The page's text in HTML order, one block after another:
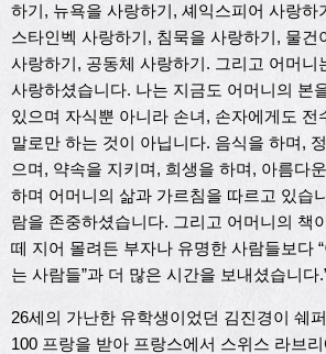
하기, 뉴욕을 사랑하기, 셰익스피어 사랑하
스타인벡 사랑하기, 침묵을 사랑하기, 물건
사랑하기, 공동체 사랑하기. 그리고 어머니
사랑하셨습니다. 나는 지금도 어머니의 본
있으며 자식뿐 아니라 손녀, 손자에게도 전
말로만 하는 것이 아닙니다. 음식을 하며,
으며, 약속을 지키며, 희생을 하며, 아름다
하며 어머니의 삶과 가르침을 따르고 있습
람을 존중하셨습니다. 그리고 어머니의 책
떼 지어 몰려든 부자나 유명한 사람들보다
는 사람들”과 더 많은 시간을 보내셨습니다
26세의 가난한 유학생이었던 김진경이 쉐
100 프랑을 받아 프랑스에서 스위스 라브